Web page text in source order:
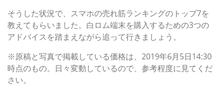
そうした状況で、スマホの売れ筋ランキングのトップ7を
教えてもらいました。白ロム端末を購入するための3つの
アドバイスを踏まえながら追って行きましょう。
※原稿と写真で掲載している価格は、2019年6月5日14:30
時点のもの。日々変動しているので、参考程度に見てくだ
さい。